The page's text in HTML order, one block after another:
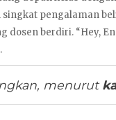
pengalaman
dosen berdiri. “Hey,
menurut